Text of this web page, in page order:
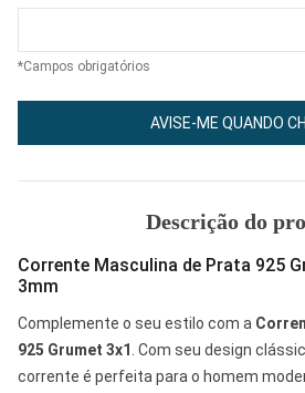
*Campos obrigatórios
AVISE-ME QUANDO
Descrição do
Corrente Masculina de Prata 925
3mm
Complemente o seu estilo com a
925 Grumet 3x1 . Com seu design
corrente é perfeita para o homem